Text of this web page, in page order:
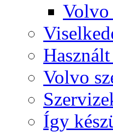
Volvo
Volvo
Így